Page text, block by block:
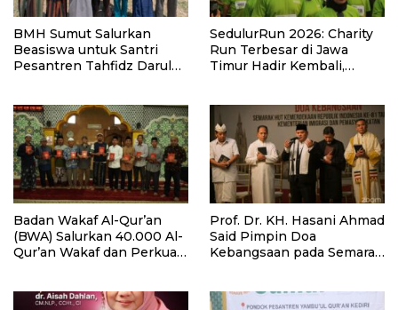
BMH Sumut Salurkan
Beasiswa untuk Santri
Pesantren Tahfidz Darul
SedulurRun 2026: Charity
Run Terbesar di Jawa
Timur Hadir Kembali,
Santri dan Guru Honorer
Badan Wakaf Al-Qur’an
(BWA) Salurkan 40.000 Al-
Qur’an Wakaf dan Perkuat
Prof. Dr. KH. Hasani Ahmad
Said Pimpin Doa
Kebangsaan pada Semarak
dan Pemasyarakatan RI